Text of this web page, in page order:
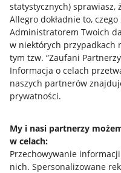
statystycznych) sprawiasz,
Allegro dokładnie to,
Administratorem Twoich
w niektórych przypadkach
tym tzw. “Zaufani
Informacja o celach
naszych partnerów
prywatności.
My i nasi partnerzy
w celach:
Przechowywanie
nich. Spersonalizowane
Przydatne informacje
Jak to działa
Allegro Gadane dla
Allegro Gadane dla